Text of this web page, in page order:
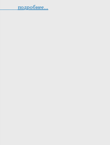
подробнее...